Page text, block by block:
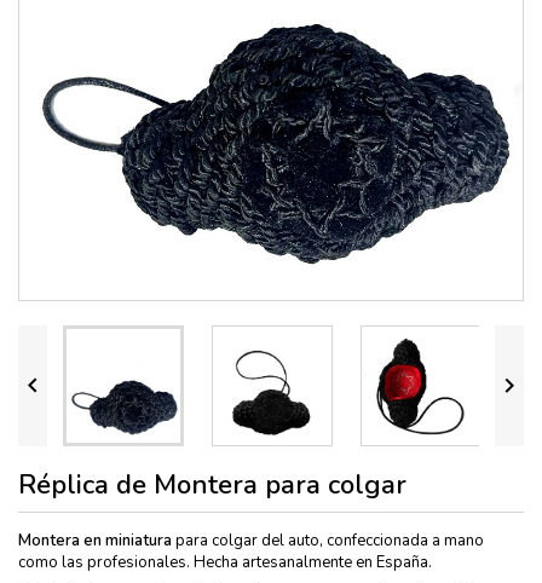
 
Réplica de Montera para colgar
Montera en miniatura para colgar del auto, confeccionada a mano
como las profesionales. Hecha artesanalmente en España.